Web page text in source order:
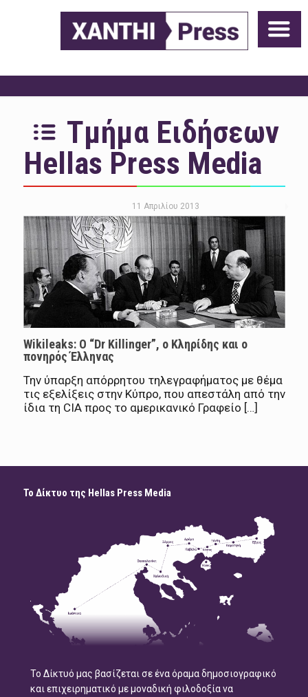
Τμήμα Ειδήσεων
Hellas Press Media
11 Απριλίου 2013
Wikileaks: Ο “Dr Killinger”, ο Κληρίδης και ο
πονηρός Έλληνας
Την ύπαρξη απόρρητου τηλεγραφήματος με θέμα
τις εξελίξεις στην Κύπρο, που απεστάλη από την
ίδια τη CIA προς το αμερικανικό Γραφείο […]
Το Δίκτυο της Hellas Press Media
Το Δίκτυό μας βασίζεται σε ένα όραμα δημοσιογραφικό
και επιχειρηματικό με μοναδική φιλοδοξία να